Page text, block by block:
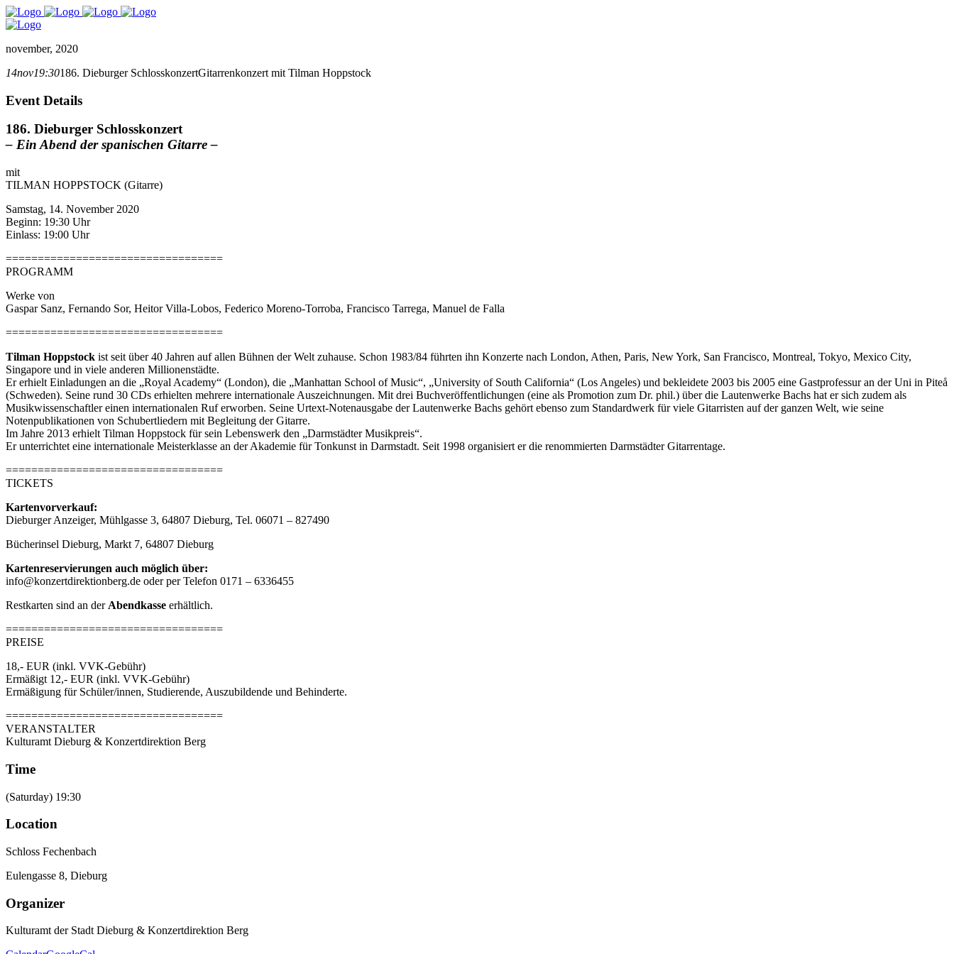
november, 2020
14nov19:30186. Dieburger SchlosskonzertGitarrenkonzert mit Tilman Hoppstock
Event Details
186. Dieburger Schlosskonzert
– Ein Abend der spanischen Gitarre –
mit
TILMAN HOPPSTOCK (Gitarre)
Samstag, 14. November 2020
Beginn: 19:30 Uhr
Einlass: 19:00 Uhr
==================================
PROGRAMM
Werke von
Gaspar Sanz, Fernando Sor, Heitor Villa-Lobos, Federico Moreno-Torroba, Francisco Tarrega, Manuel de Falla
==================================
Tilman Hoppstock ist seit über 40 Jahren auf allen Bühnen der Welt zuhause. Schon 1983/84 führten ihn Konzerte nach London, Athen, Paris, New York, San Francisco, Montreal, Tokyo, Mexico City,
Singapore und in viele anderen Millionenstädte.
Er erhielt Einladungen an die „Royal Academy“ (London), die „Manhattan School of Music“, „University of South California“ (Los Angeles) und bekleidete 2003 bis 2005 eine Gastprofessur an der Uni in Piteå
(Schweden). Seine rund 30 CDs erhielten mehrere internationale Auszeichnungen. Mit drei Buchveröffentlichungen (eine als Promotion zum Dr. phil.) über die Lautenwerke Bachs hat er sich zudem als
Musikwissenschaftler einen internationalen Ruf erworben. Seine Urtext-Notenausgabe der Lautenwerke Bachs gehört ebenso zum Standardwerk für viele Gitarristen auf der ganzen Welt, wie seine
Notenpublikationen von Schubertliedern mit Begleitung der Gitarre.
Im Jahre 2013 erhielt Tilman Hoppstock für sein Lebenswerk den „Darmstädter Musikpreis“.
Er unterrichtet eine internationale Meisterklasse an der Akademie für Tonkunst in Darmstadt. Seit 1998 organisiert er die renommierten Darmstädter Gitarrentage.
==================================
TICKETS
Kartenvorverkauf:
Dieburger Anzeiger, Mühlgasse 3, 64807 Dieburg, Tel. 06071 – 827490
Bücherinsel Dieburg, Markt 7, 64807 Dieburg
Kartenreservierungen auch möglich über:
info@konzertdirektionberg.de oder per Telefon 0171 – 6336455
Restkarten sind an der Abendkasse erhältlich.
==================================
PREISE
18,- EUR (inkl. VVK-Gebühr)
Ermäßigt 12,- EUR (inkl. VVK-Gebühr)
Ermäßigung für Schüler/innen, Studierende, Auszubildende und Behinderte.
==================================
VERANSTALTER
Kulturamt Dieburg & Konzertdirektion Berg
Time
(Saturday) 19:30
Location
Schloss Fechenbach
Eulengasse 8, Dieburg
Organizer
Kulturamt der Stadt Dieburg & Konzertdirektion Berg